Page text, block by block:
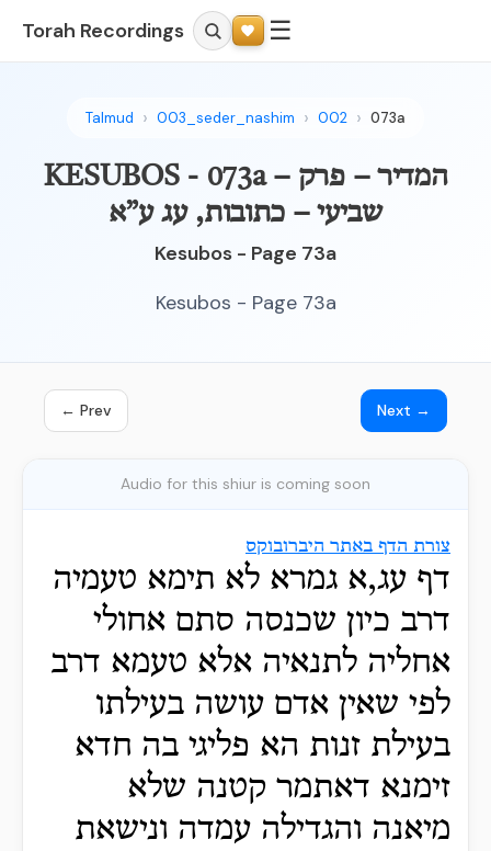
Torah Recordings ☰
Talmud 003_seder_nashim 002 073a
KESUBOS - 073a – המדיר – פרק
שביעי – כתובות, עג ע”א
Kesubos - Page 73a
Kesubos - Page 73a
← Prev Next →
Audio for this shiur is coming soon
צורת הדף באתר היברובוקס
דף עג,א גמרא לא תימא טעמיה
דרב כיון שכנסה סתם אחולי
אחליה לתנאיה אלא טעמא דרב
לפי שאין אדם עושה בעילתו
בעילת זנות הא פליגי בה חדא
זימנא דאתמר קטנה שלא
מיאנה והגדילה עמדה ונישאת